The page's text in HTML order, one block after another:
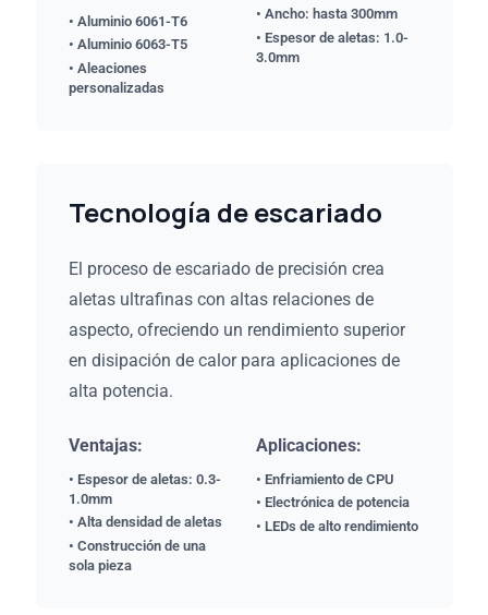
• Aluminio 6061-T6
• Aluminio 6063-T5
• Aleaciones
personalizadas
• Ancho: hasta 300mm
• Espesor de aletas: 1.0-
3.0mm
Tecnología de escariado
El proceso de escariado de precisión crea
aletas ultrafinas con altas relaciones de
aspecto, ofreciendo un rendimiento superior
en disipación de calor para aplicaciones de
alta potencia.
Ventajas:
• Espesor de aletas: 0.3-
1.0mm
• Alta densidad de aletas
• Construcción de una
sola pieza
Aplicaciones:
• Enfriamiento de CPU
• Electrónica de potencia
• LEDs de alto rendimiento